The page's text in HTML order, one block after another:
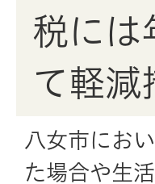
税には
て軽減
八女市にお
た場合や生